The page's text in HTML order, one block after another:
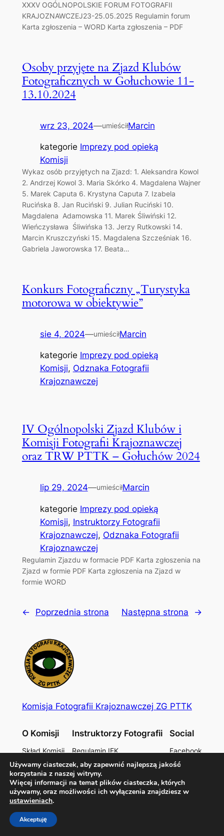
XXXV OGÓLNOPOLSKIE FORUM FOTOGRAFII
KRAJOZNAWCZEJ23-25.05.2025 Regulamin forum
Karta zgłoszenia – WORD Karta zgłoszenia – PDF
Osoby przyjęte na Zjazd Klubów
Fotograficznych w Gołuchowie 11-
13.10.2024
wrz 23, 2024—umieściłMarcin
kategorie Imprezy pod opieką
Komisji
Wykaz osób przyjętych na Zjazd: 1. Aleksandra Kowol
2. Andrzej Kowol 3. Maria Skórko 4. Magdalena Wajner
5. Marek Caputa 6. Krystyna Caputa 7. Izabela
Rucińska 8. Jan Ruciński 9. Julian Ruciński 10.
Magdalena Adamowska 11. Marek Śliwiński 12.
Wieńczysława Śliwińska 13. Jerzy Rutkowski 14.
Marcin Kruszczyński 15. Magdalena Szcześniak 16.
Gabriela Jaworowska 17. Beata…
Konkurs Fotograficzny „Turystyka
motorowa w obiektywie”
sie 4, 2024—umieściłMarcin
kategorie Imprezy pod opieką
Komisji, Odznaka Fotografii
Krajoznawczej
IV Ogólnopolski Zjazd Klubów i
Komisji Fotografii Krajoznawczej
oraz TRW PTTK – Gołuchów 2024
lip 29, 2024—umieściłMarcin
kategorie Imprezy pod opieką
Komisji, Instruktorzy Fotografii
Krajoznawczej, Odznaka Fotografii
Krajoznawczej
Regulamin Zjazdu w formacie PDF Karta zgłoszenia na
Zjazd w formie PDF Karta zgłoszenia na Zjazd w
formie WORD
← Poprzednia strona Następna strona →
Komisja Fotografii Krajoznawczej ZG PTTK
O Komisji
Skład Komisji
Historia
Dokumenty
Instruktorzy Fotografii
Regulamin IFK
Regulamin ZIFK
Lista ZIFK
Social
Facebook
Kontakt
Administrator strony: Marcin Czerwiński
(Wiceprzewodniczący Komisji Fotografii Krajoznawczej
ZG PTTK)
Designed with
Używamy ciasteczek, aby zapewnić najlepszą jakość
korzystania z naszej witryny.
Więcej informacji na temat plików ciasteczka, których
używamy, oraz możliwości ich wyłączenia znajdziesz w
ustawieniach.
Akceptuję